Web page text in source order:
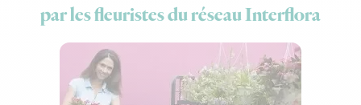
par les fleuristes du réseau Interflora